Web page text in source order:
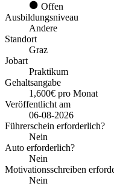
Offen
Ausbildungsniveau
Andere
Standort
Graz
Jobart
Praktikum
Gehaltsangabe
1,600€ pro Monat
Veröffentlicht am
06-08-2026
Führerschein erforderlich?
Nein
Auto erforderlich?
Nein
Motivationsschreiben
Nein